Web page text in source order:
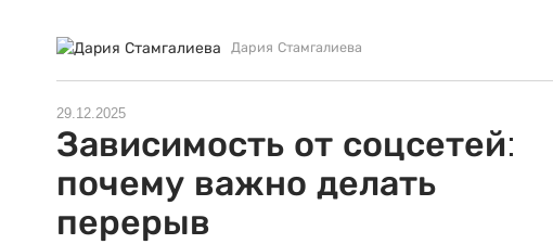
Дария Стамгалиева
29.12.2025
Зависимость от соцсетей:
почему важно делать
перерыв